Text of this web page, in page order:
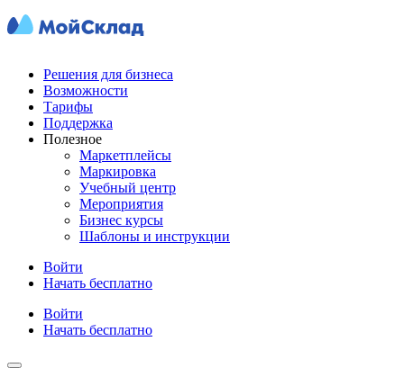
Решения для бизнеса
Возможности
Тарифы
Поддержка
Полезное
Маркетплейсы
Маркировка
Учебный центр
Мероприятия
Бизнес курсы
Шаблоны и инструкции
Войти
Начать бесплатно
Войти
Начать бесплатно